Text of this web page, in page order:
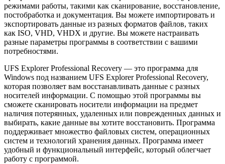
режимами работы, такими как сканирование, восстановление,
постобработка и документация. Вы можете импортировать и
экспортировать данные из разных форматов файлов, таких
как ISO, VHD, VHDX и другие. Вы можете настраивать
разные параметры программы в соответствии с вашими
потребностями.
UFS Explorer Professional Recovery — это программа для
Windows под названием UFS Explorer Professional Recovery,
которая позволяет вам восстанавливать данные с разных
носителей информации. С помощью этой программы вы
сможете сканировать носители информации на предмет
наличия потерянных, удаленных или поврежденных данных и
выбирать, какие данные вы хотите восстановить. Программа
поддерживает множество файловых систем, операционных
систем и технологий хранения данных. Программа имеет
удобный и функциональный интерфейс, который облегчает
работу с программой.